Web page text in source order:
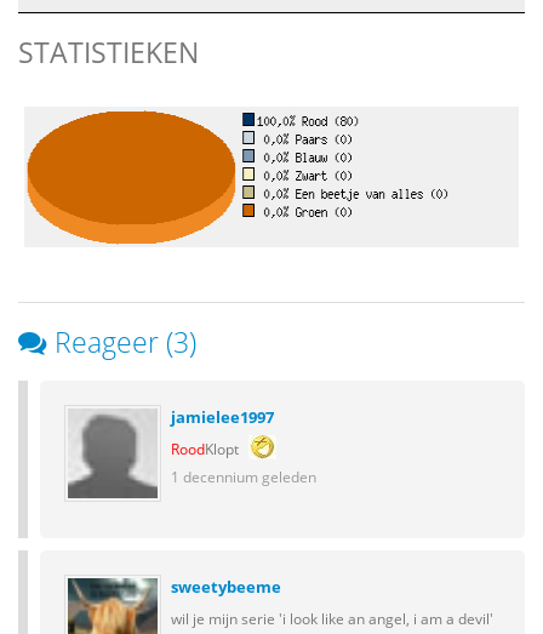
STATISTIEKEN
Reageer (3)
jamielee1997
RoodKlopt
1 decennium geleden
sweetybeeme
wil je mijn serie 'i look like an angel, i am a devil'